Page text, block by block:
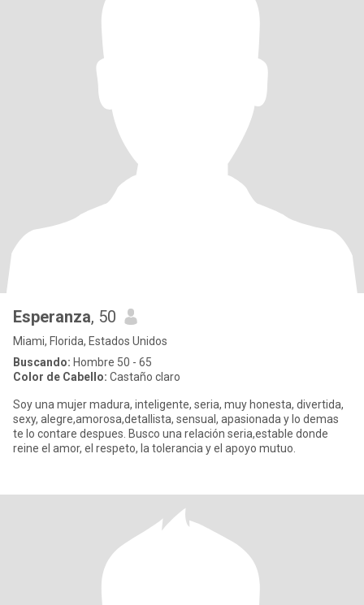
Esperanza, 50
Miami, Florida, Estados Unidos
Buscando: Hombre 50 - 65
Color de Cabello: Castaño claro
Soy una mujer madura, inteligente, seria, muy honesta, divertida,
sexy, alegre,amorosa,detallista, sensual, apasionada y lo demas
te lo contare despues. Busco una relación seria,estable donde
reine el amor, el respeto, la tolerancia y el apoyo mutuo.